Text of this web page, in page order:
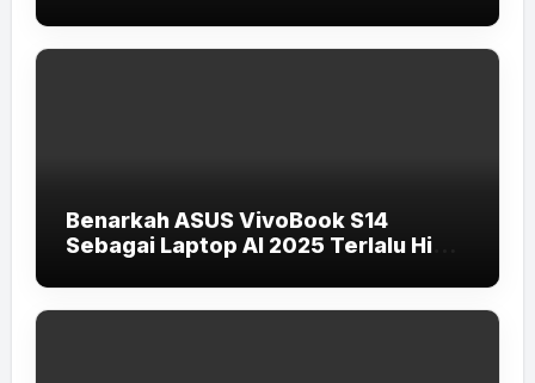
Benarkah ASUS VivoBook S14
Sebagai Laptop AI 2025 Terlalu High-